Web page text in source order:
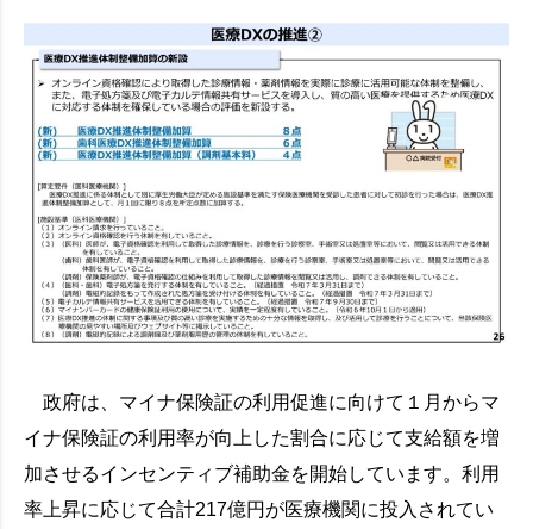
政府は、マイナ保険証の利用促進に向けて１月からマ
イナ保険証の利用率が向上した割合に応じて支給額を増
加させるインセンティブ補助金を開始しています。利用
率上昇に応じて合計217億円が医療機関に投入されてい